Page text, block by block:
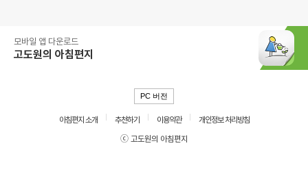
모바일 앱 다운로드
고도원의 아침편지
PC 버전
아침편지 소개 추천하기 이용약관
개인정보 처리방침
ⓒ 고도원의 아침편지